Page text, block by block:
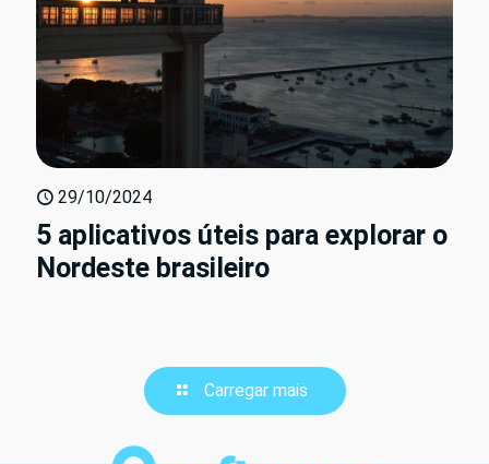
29/10/2024
5 aplicativos úteis para explorar o
Nordeste brasileiro
Carregar mais